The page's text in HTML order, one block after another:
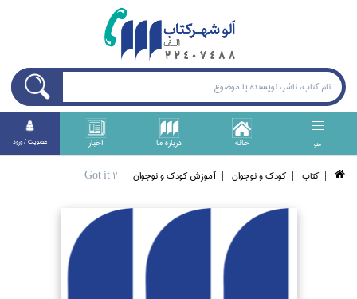
منو خانه درباره ما اخبار عضويت / ورود
كتاب كودك و نوجوان آموزش كودك و نوجوان Got it 2